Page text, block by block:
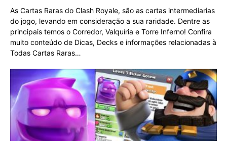
As Cartas Raras do Clash Royale, são as cartas intermediarias
do jogo, levando em consideração a sua raridade. Dentre as
principais temos o Corredor, Valquíria e Torre Inferno! Confira
muito conteúdo de Dicas, Decks e informações relacionadas à
Todas Cartas Raras…